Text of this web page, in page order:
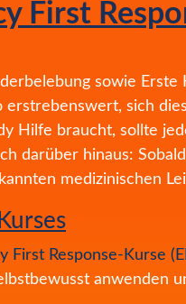
First
sowie
erstrebenswert, sich
Hilfe braucht, sollte
darüber hinaus:
medizinischen
First Response-Kurse
anwenden